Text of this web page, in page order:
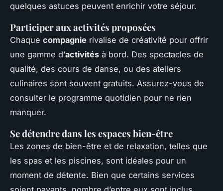
quelques astuces peuvent enrichir votre séjour.
Participer aux activités proposées
Chaque compagnie rivalise de créativité pour offrir
une gamme d’activités à bord. Des spectacles de
qualité, des cours de danse, ou des ateliers
culinaires sont souvent gratuits. Assurez-vous de
consulter le programme quotidien pour ne rien
manquer.
Se détendre dans les espaces bien-être
Les zones de bien-être et de relaxation, telles que
les spas et les piscines, sont idéales pour un
moment de détente. Bien que certains services